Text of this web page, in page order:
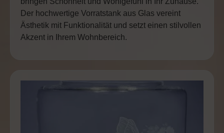
Der hochwertige Vorratstank aus Glas vereint
Ästhetik mit Funktionalität und setzt einen stilvollen
Akzent in Ihrem Wohnbereich.